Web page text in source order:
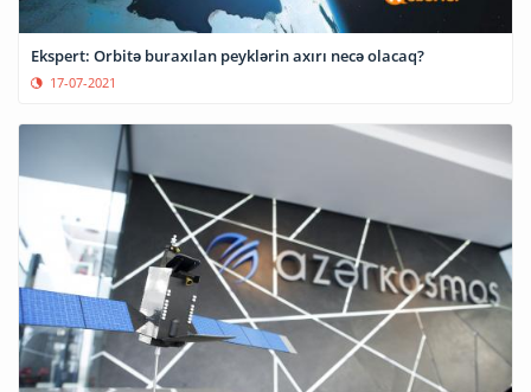
Ekspert: Orbitə buraxılan peyklərin axırı necə olacaq?
17-07-2021